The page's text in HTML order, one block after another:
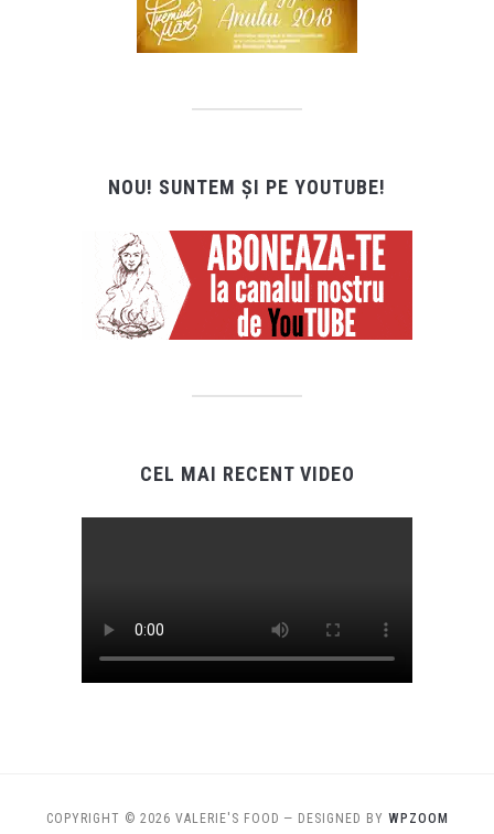
NOU! SUNTEM ȘI PE YOUTUBE!
CEL MAI RECENT VIDEO
COPYRIGHT © 2026 VALERIE'S FOOD — DESIGNED BY WPZOOM